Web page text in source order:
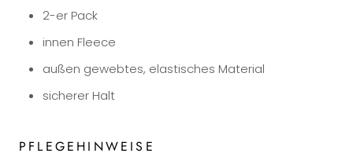
2-er Pack
innen Fleece
außen gewebtes, elastisches Material
sicherer Halt
PFLEGEHINWEISE